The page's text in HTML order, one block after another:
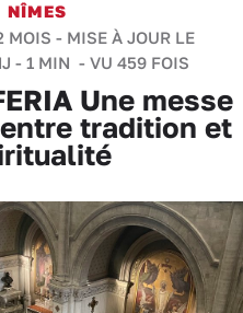
NÎMES
MOIS - MISE À JOUR LE
- 1 MIN - VU 459 FOIS
Une messe
tradition et